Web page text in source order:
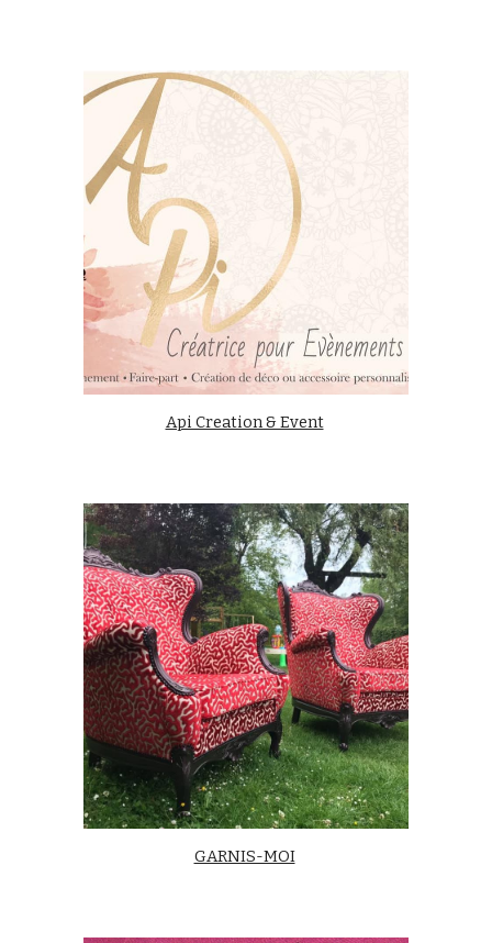
Api Creation & Event
GARNIS-MOI